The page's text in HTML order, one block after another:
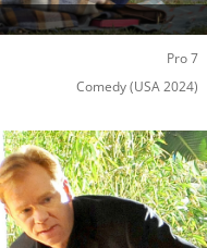
Pro 7
Comedy(USA 2024)